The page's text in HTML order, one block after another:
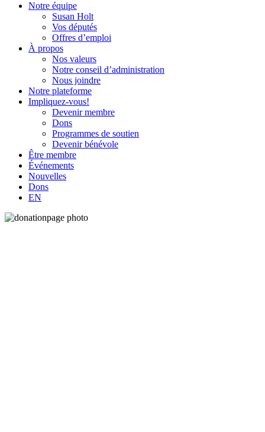
Notre équipe
Susan Holt
Vos députés
Offres d’emploi
À propos
Nos valeurs
Notre conseil d’administration
Nous joindre
Notre plateforme
Impliquez-vous!
Devenir membre
Dons
Programmes de soutien
Devenir bénévole
Être membre
Événements
Nouvelles
Dons
EN